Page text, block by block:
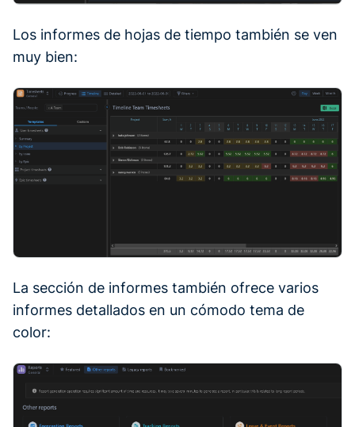
Los informes de hojas de tiempo también se ven
muy bien:
La sección de informes también ofrece varios
informes detallados en un cómodo tema de
color: